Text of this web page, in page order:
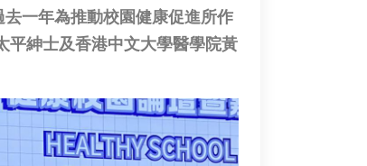
一年為推動校園健康促進所作
平紳士及香港中文大學醫學院黃